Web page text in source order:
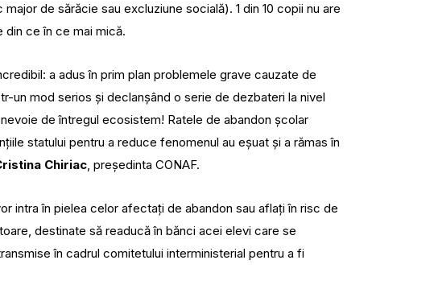
de sărăcie sau excluziune socială). 1 din 10 copii nu are
din ce în ce mai mică.
a adus în prim plan problemele grave cauzate de
un mod serios și declanșând o serie de dezbateri la nivel
de întregul ecosistem! Ratele de abandon școlar
statului pentru a reduce fenomenul au eșuat și a rămas în
Chiriac, președinta CONAF.
intra în pielea celor afectați de abandon sau aflați în risc de
destinate să readucă în bănci acei elevi care se
în cadrul comitetului interministerial pentru a fi